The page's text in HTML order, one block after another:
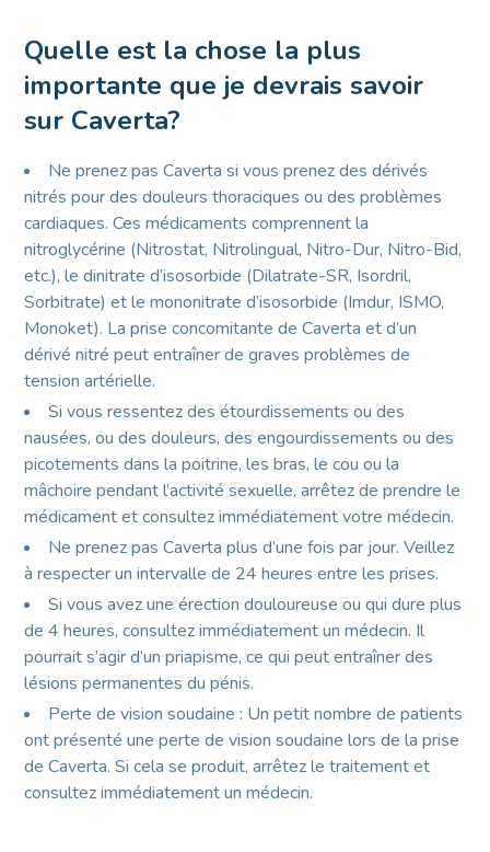
Quelle est la chose la plus
importante que je devrais savoir
sur Caverta?
Ne prenez pas Caverta si vous prenez des dérivés
nitrés pour des douleurs thoraciques ou des problèmes
cardiaques. Ces médicaments comprennent la
nitroglycérine (Nitrostat, Nitrolingual, Nitro-Dur, Nitro-Bid,
etc.), le dinitrate d’isosorbide (Dilatrate-SR, Isordril,
Sorbitrate) et le mononitrate d’isosorbide (Imdur, ISMO,
Monoket). La prise concomitante de Caverta et d’un
dérivé nitré peut entraîner de graves problèmes de
tension artérielle.
Si vous ressentez des étourdissements ou des
nausées, ou des douleurs, des engourdissements ou des
picotements dans la poitrine, les bras, le cou ou la
mâchoire pendant l’activité sexuelle, arrêtez de prendre le
médicament et consultez immédiatement votre médecin.
Ne prenez pas Caverta plus d’une fois par jour. Veillez
à respecter un intervalle de 24 heures entre les prises.
Si vous avez une érection douloureuse ou qui dure plus
de 4 heures, consultez immédiatement un médecin. Il
pourrait s’agir d’un priapisme, ce qui peut entraîner des
lésions permanentes du pénis.
Perte de vision soudaine : Un petit nombre de patients
ont présenté une perte de vision soudaine lors de la prise
de Caverta. Si cela se produit, arrêtez le traitement et
consultez immédiatement un médecin.